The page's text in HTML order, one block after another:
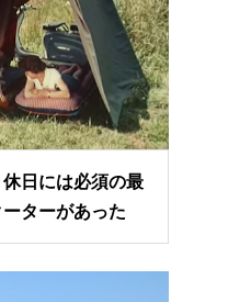
休日には必須の最
ターがあった